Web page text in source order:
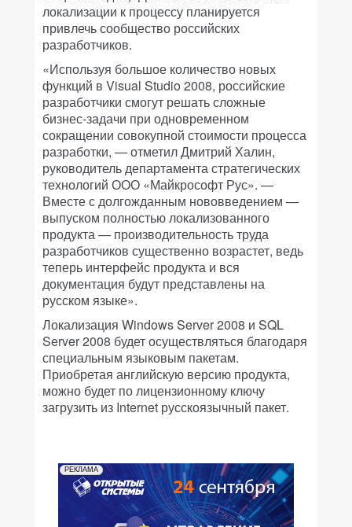
локализации к процессу планируется
привлечь сообщество российских
разработчиков.
«Используя большое количество новых
функций в Visual Studio 2008, российские
разработчики смогут решать сложные
бизнес-задачи при одновременном
сокращении совокупной стоимости процесса
разработки, — отметил Дмитрий Халин,
руководитель департамента стратегических
технологий ООО «Майкрософт Рус». —
Вместе с долгожданным нововведением —
выпуском полностью локализованного
продукта — производительность труда
разработчиков существенно возрастет, ведь
теперь интерфейс продукта и вся
документация будут представлены на
русском языке».
Локализация Windows Server 2008 и SQL
Server 2008 будет осуществляться благодаря
специальным языковым пакетам.
Приобретая английскую версию продукта,
можно будет по лицензионному ключу
загрузить из Internet русскоязычный пакет.
РЕКЛАМА